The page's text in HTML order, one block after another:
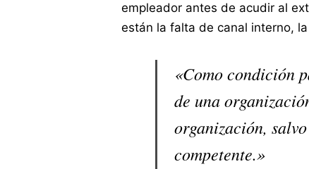
empleador antes de acudir al
están la falta de canal interno,
«Como condición
de una
organización,
competente.»